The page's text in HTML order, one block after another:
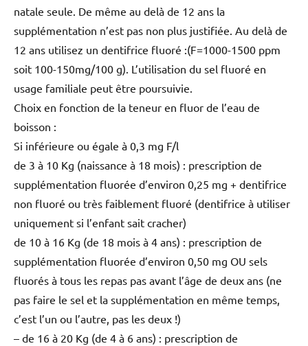
natale seule. De même au delà de 12 ans la
supplémentation n’est pas non plus justifiée. Au delà de
12 ans utilisez un dentifrice fluoré :(F=1000-1500 ppm
soit 100-150mg/100 g). L’utilisation du sel fluoré en
usage familiale peut être poursuivie.
Choix en fonction de la teneur en fluor de l’eau de
boisson :
Si inférieure ou égale à 0,3 mg F/l
de 3 à 10 Kg (naissance à 18 mois) : prescription de
supplémentation fluorée d’environ 0,25 mg + dentifrice
non fluoré ou très faiblement fluoré (dentifrice à utiliser
uniquement si l’enfant sait cracher)
de 10 à 16 Kg (de 18 mois à 4 ans) : prescription de
supplémentation fluorée d’environ 0,50 mg OU sels
fluorés à tous les repas pas avant l’âge de deux ans (ne
pas faire le sel et la supplémentation en même temps,
c’est l’un ou l’autre, pas les deux !)
– de 16 à 20 Kg (de 4 à 6 ans) : prescription de